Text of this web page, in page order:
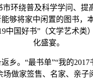
绕普及科学学问、提高
够将家中闲置的图书，
中国好书”（文学艺术类
化盛宴。
。“最书单”“我的2017
场做家签售、名家、亲